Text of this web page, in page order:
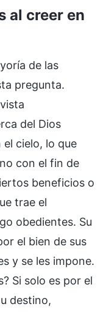
al creer en
de las
pregunta.
del Dios
cielo, lo que
con el fin de
beneficios o
trae el
obedientes. Su
el bien de sus
y se les impone.
Si solo es por el
destino,